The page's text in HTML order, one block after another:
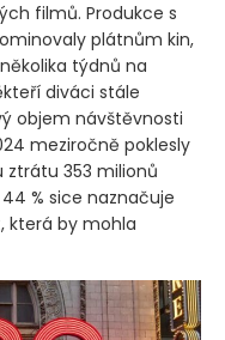
filmů. Produkce s
plátnům kin,
týdnů na
diváci stále
objem návštěvnosti
meziročně poklesly
ztrátu 353 milionů
% sice naznačuje
která by mohla